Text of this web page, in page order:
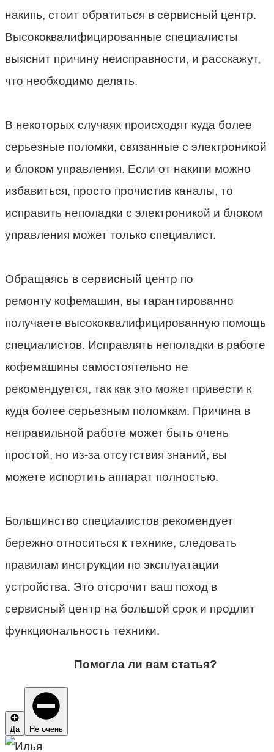
накипь, стоит обратиться в сервисный центр.
Высококвалифицированные специалисты
выяснит причину неисправности, и расскажут,
что необходимо делать.
В некоторых случаях происходят куда более
серьезные поломки, связанные с электроникой
и блоком управления. Если от накипи можно
избавиться, просто прочистив каналы, то
исправить неполадки с электроникой и блоком
управления может только специалист.
Обращаясь в сервисный центр по
ремонту кофемашин, вы гарантированно
получаете высококвалифицированную помощь
специалистов. Исправлять неполадки в работе
кофемашины самостоятельно не
рекомендуется, так как это может привести к
куда более серьезным поломкам. Причина в
неправильной работе может быть очень
простой, но из-за отсутствия знаний, вы
можете испортить аппарат полностью.
Большинство специалистов рекомендует
бережно относиться к технике, следовать
правилам инструкции по эксплуатации
устройства. Это отсрочит ваш поход в
сервисный центр на большой срок и продлит
функциональность техники.
Помогла ли вам статья?
Да Не очень